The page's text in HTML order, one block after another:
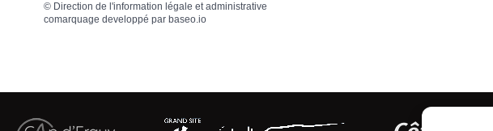
© Direction de l'information légale et administrative
comarquage developpé par baseo.io